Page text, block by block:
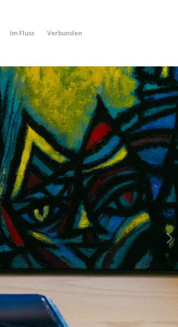
Im Fluss Verbunden
Weiter